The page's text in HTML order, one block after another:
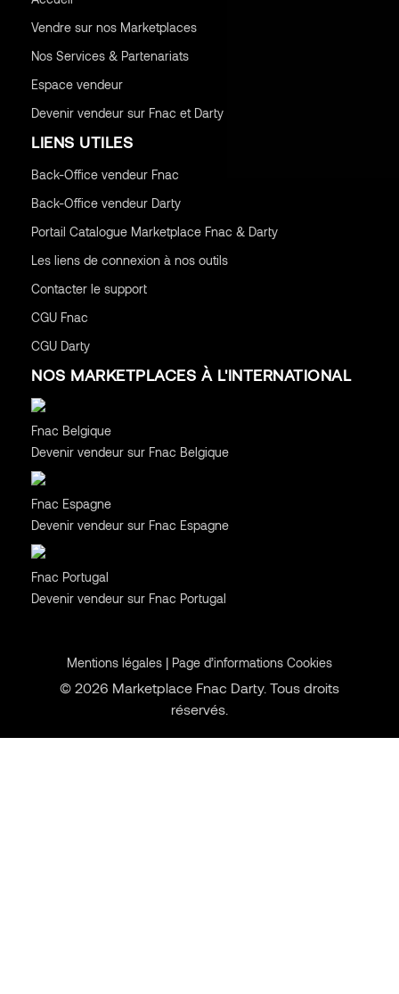
Vendre sur nos Marketplaces
Nos Services & Partenariats
Espace vendeur
Devenir vendeur sur Fnac et Darty
LIENS UTILES
Back-Office vendeur Fnac
Back-Office vendeur Darty
Portail Catalogue Marketplace Fnac & Darty
Les liens de connexion à nos outils
Contacter le support
CGUFnac
CGUDarty
NOS MARKETPLACES À L'INTERNATIONAL
Fnac Belgique
Devenir vendeur sur Fnac Belgique
Fnac Espagne
Devenir vendeur sur Fnac Espagne
Fnac Portugal
Devenir vendeur sur Fnac Portugal
Mentions légales | Page d’informations Cookies
© 2026 Marketplace Fnac Darty. Tous droits
réservés.